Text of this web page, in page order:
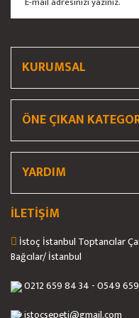
KURUMSAL
ÖNE ÇIKAN
YARDIM
İLETİŞİM
İstoç İstanbul Toptancılar
Bağcılar/ İstanbul
0212 659 84 34 - 0549